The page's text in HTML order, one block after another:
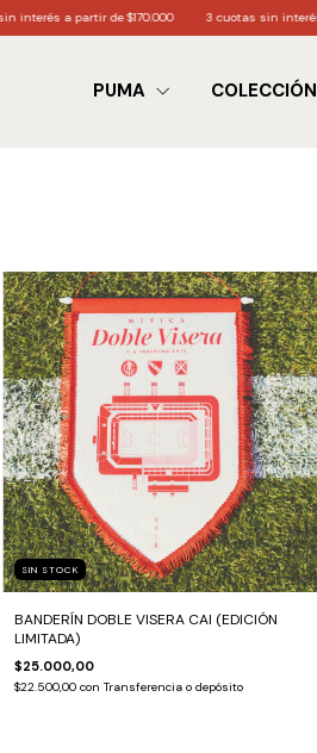
3 cuotas sin interés a partir de $60.000.
PUMA COLECCIÓN
SIN STOCK
BANDERÍN DOBLE VISERA CAI (EDICIÓN
LIMITADA)
$25.000,00
$22.500,00 con Transferencia o depósito